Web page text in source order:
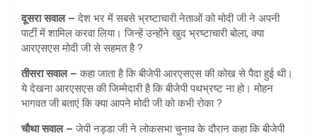
दूसरा सवाल –देश भर में सबसे भ्रष्टाचारी नेताओं को मोदी जी ने अपनी
पार्टी में शामिल करवा लिया। जिन्हें उन्होंने खुद भ्रष्टाचारी बोला, क्या
आरएसएस मोदी जी से सहमत है ?
तीसरा सवाल –कहा जाता है कि बीजेपी आरएसएस की कोख से पैदा हुई थी।
ये देखना आरएसएस की जिम्मेदारी है कि बीजेपी पथभ्रष्ट ना हो। मोहन
भागवत जी बताएं कि क्या आपने मोदी जी को कभी रोका ?
चौथा सवाल –जेपी नड्डा जी ने लोकसभा चुनाव के दौरान कहा कि बीजेपी